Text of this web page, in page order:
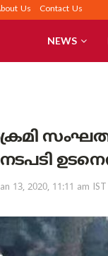
Us Contact Us
NEWS
നടപടി
13, 2020, 11:11 am IST